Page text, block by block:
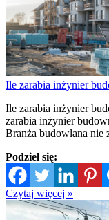
Ile zarabia inżynier
Ile zarabia inżynier
zarabia inżynier
Branża budowlana nie
Podziel się:
Czytaj więcej »